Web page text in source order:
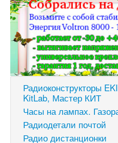
Радиоконструкторы
KitLab, Мастер КИТ
Часы на лампах.
Радиодетали почтой
Радио дистанционки